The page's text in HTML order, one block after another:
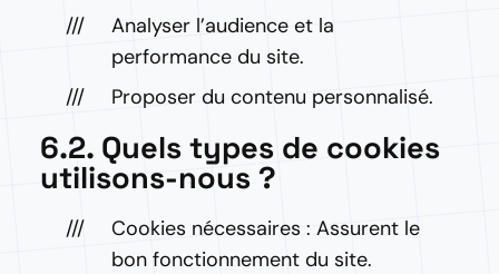
Analyser l’audience et la
performance du site.
Proposer du contenu personnalisé.
6.2. Quels types de cookies
utilisons-nous ?
Cookies nécessaires : Assurent le
bon fonctionnement du site.